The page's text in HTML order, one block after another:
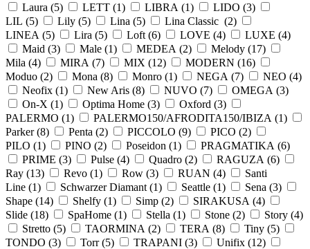
Laura (5) LETT (1) LIBRA (1) LIDO (3)
LIL (5) Lily (5) Lina (5) Lina Classic (2)
LINEA (5) Lira (5) Loft (6) LOVE (4) LUXE (4)
Maid (3) Male (1) MEDEA (2) Melody (17)
Mila (4) MIRA (7) MIX (12) MODERN (16)
Moduo (2) Mona (8) Monro (1) NEGA (7) NEO (4)
Neofix (1) New Aris (8) NUVO (7) OMEGA (3)
On-X (1) Optima Home (3) Oxford (3)
PALERMO (1) PALERMO150/AFRODITA150/IBIZA (1)
Parker (8) Penta (2) PICCOLO (9) PICO (2)
PILO (1) PINO (2) Poseidon (1) PRAGMATIKA (6)
PRIME (3) Pulse (4) Quadro (2) RAGUZA (6)
Ray (13) Revo (1) Row (3) RUAN (4)
Santi
Line (1) Schwarzer Diamant (1) Seattle (1) Sena (3)
Shape (14) Shelfy (1) Simp (2) SIRAKUSA (4)
Slide (18) SpaHome (1) Stella (1) Stone (2) Story (4)
Stretto (5) TAORMINA (2) TERA (8) Tiny (5)
TONDO (3) Torr (5) TRAPANI (3) Unifix (12)